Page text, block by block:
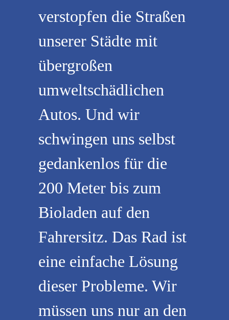
verstopfen die Straßen
unserer Städte mit
übergroßen
umweltschädlichen
Autos. Und wir
schwingen uns selbst
gedankenlos für die
200 Meter bis zum
Bioladen auf den
Fahrersitz. Das Rad ist
eine einfache Lösung
dieser Probleme. Wir
müssen uns nur an den